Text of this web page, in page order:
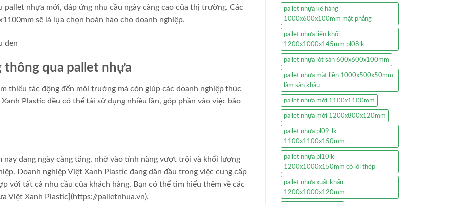
pallet nhựa mới, đáp ứng nhu cầu ngày càng cao của thị trường. Các
sẽ là lựa chọn hoàn hảo cho doanh nghiệp.
qua pallet nhựa
thiểu tác động đến môi trường mà còn giúp các doanh nghiệp thúc
Plastic đều có thể tái sử dụng nhiều lần, góp phần vào việc bảo
đang ngày càng tăng, nhờ vào tính năng vượt trội và khối lượng
Doanh nghiệp Việt Xanh Plastic đang dẫn đầu trong việc cung cấp
với tất cả nhu cầu của khách hàng. Bạn có thể tìm hiểu thêm về các
Việt Xanh Plastic](https://palletnhua.vn).
pallet nhựa kê hàng
1000x600x100mm mặt phẳng
pallet nhựa liền khối
1200x1000x145mm pl08lk
pallet nhựa lót sàn 600x600x100mm
pallet nhựa mặt liền 1000x500x50mm
làm sân khấu
pallet nhựa mới 1100x1100mm
pallet nhựa mới 1200x800x120mm
pallet nhựa pl09-lk
1100x1100x150mm
pallet nhựa pl10lk
1200x1000x150mm có lõi thép
pallet nhựa xuất khẩu
1200x1000x120mm